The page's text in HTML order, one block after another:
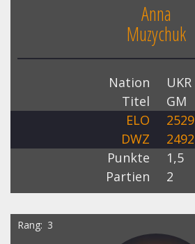
Anna
Muzychuk
Nation
UKR
Titel
GM
ELO
2529
DWZ
2492
Punkte
1,5
Partien
2
Rang 3